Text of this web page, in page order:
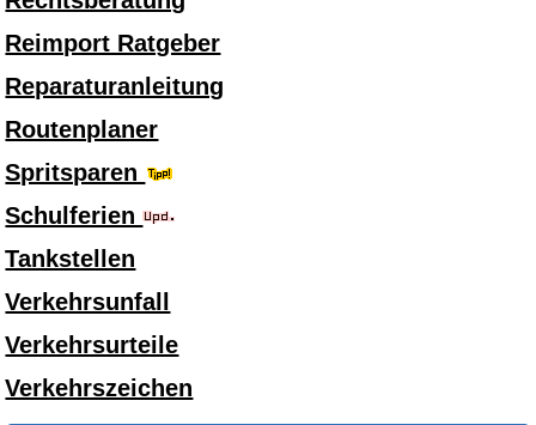
Reimport Ratgeber
Reparaturanleitung
Routenplaner
Spritsparen
Schulferien
Tankstellen
Verkehrsunfall
Verkehrsurteile
Verkehrszeichen